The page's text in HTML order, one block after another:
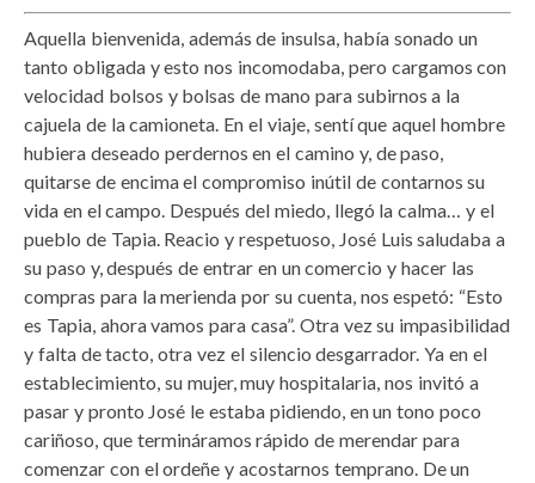
Aquella bienvenida, además de insulsa, había sonado un
tanto obligada y esto nos incomodaba, pero cargamos con
velocidad bolsos y bolsas de mano para subirnos a la
cajuela de la camioneta. En el viaje, sentí que aquel hombre
hubiera deseado perdernos en el camino y, de paso,
quitarse de encima el compromiso inútil de contarnos su
vida en el campo. Después del miedo, llegó la calma… y el
pueblo de Tapia. Reacio y respetuoso, José Luis saludaba a
su paso y, después de entrar en un comercio y hacer las
compras para la merienda por su cuenta, nos espetó: “Esto
es Tapia, ahora vamos para casa”. Otra vez su impasibilidad
y falta de tacto, otra vez el silencio desgarrador. Ya en el
establecimiento, su mujer, muy hospitalaria, nos invitó a
pasar y pronto José le estaba pidiendo, en un tono poco
cariñoso, que termináramos rápido de merendar para
comenzar con el ordeñe y acostarnos temprano. De un